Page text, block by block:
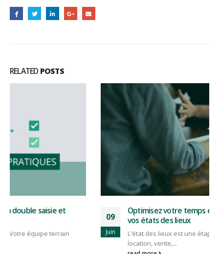
RELATED POSTS
09
Juin
Optimisez votre temps et réduisez vos coûts pour
L'état des lieux est une étape cruciale en immobilier :